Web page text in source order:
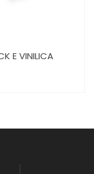
E VINILICA